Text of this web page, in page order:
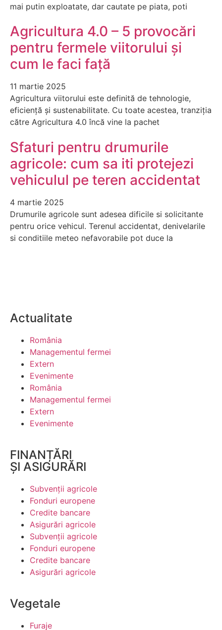
mai putin exploatate, dar cautate pe piata, poti
Agricultura 4.0 – 5 provocări
pentru fermele viitorului și
cum le faci față
11 martie 2025
Agricultura viitorului este definită de tehnologie,
eficiență și sustenabilitate. Cu toate acestea, tranziția
către Agricultura 4.0 încă vine la pachet
Sfaturi pentru drumurile
agricole: cum sa iti protejezi
vehiculul pe teren accidentat
4 martie 2025
Drumurile agricole sunt adesea dificile si solicitante
pentru orice vehicul. Terenul accidentat, denivelarile
si conditiile meteo nefavorabile pot duce la
Actualitate
România
Managementul fermei
Extern
Evenimente
România
Managementul fermei
Extern
Evenimente
FINANȚĂRI
ȘI ASIGURĂRI
Subvenții agricole
Fonduri europene
Credite bancare
Asigurări agricole
Subvenții agricole
Fonduri europene
Credite bancare
Asigurări agricole
Vegetale
Furaje